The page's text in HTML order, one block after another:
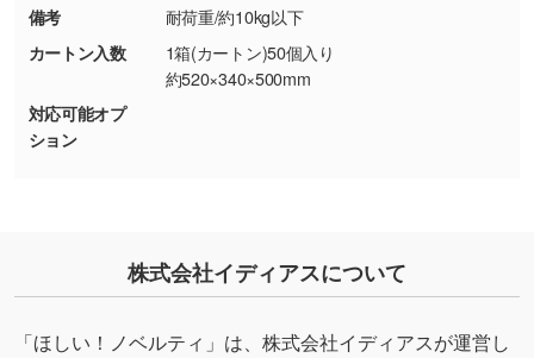
しの作り方が分からない
印刷したいデータが印刷範囲よりも小さい場
合、シンプルな色・柄の背景であれば拡張が可
能です。→
詳しく見る
備考
耐荷重/約10kg以下
カートン入数
1箱(カートン)50個入り
約520×340×500mm
対応可能オプ
ション
株式会社イディアスについて
「ほしい！ノベルティ」は、株式会社イディアスが運営し